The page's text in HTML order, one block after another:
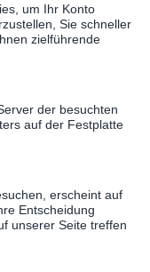
um Ihr Konto
Sie schneller
zielführende
der besuchten
auf der Festplatte
erscheint auf
Entscheidung
unserer Seite treffen